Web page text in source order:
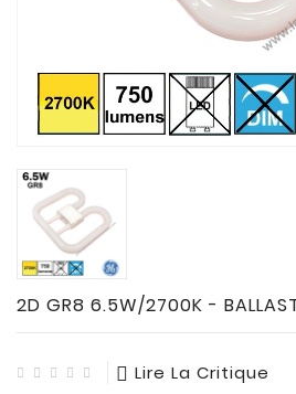
FLUO-
TUBES
FLUORESCENTS
HALOGENE
/
IODURE
2D GR8 6.5W/2700K - BALLAST
Lire La Critique